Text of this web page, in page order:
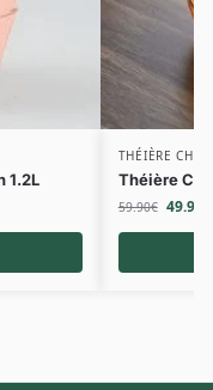
1.2L
THÉIÈRE
Théière
59.90€ 49.90